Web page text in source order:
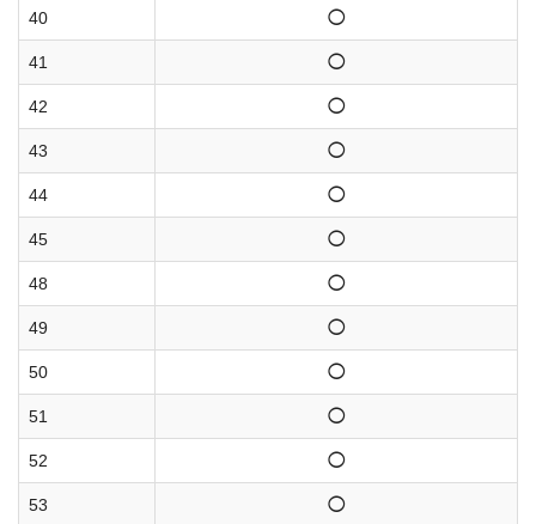
40 ◯
41 ◯
42 ◯
43 ◯
44 ◯
45 ◯
48 ◯
49 ◯
50 ◯
51 ◯
52 ◯
53 ◯